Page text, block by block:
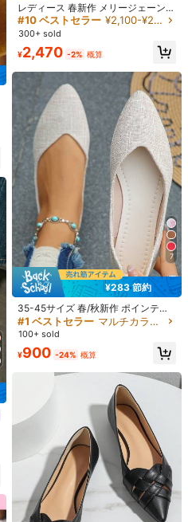
¥384 節約
レディース ブラック 厚底 防水 プラ
ットフォーム オックスフォードシュ
ーズ - レースアップ 快適なドレスシ
ューズ、仕事とカジュアルウェアに
適しています
#2 ベストセラー レースアップ 女性用フラット
400+ sold
1,656 -19% 概算
夏の女性用 ホローアウト フラット
クリスタル ジェリーシューズ、ポイ
ンテッドトゥ ソフトビーチサンダル
#2 ベストセラー
1.3k+ sold (1000+)
-3% 概算
レディース 春新作 メリージェーン
シューズ、面ファスナー カジュアル
厚底スニーカー、バレエフラット
#10 ベストセラー ¥2,100-¥2,800 レディースフラットシューズ
300+ sold
¥2,470 -2% 概算
7
¥283 節約
35-45サイズ 春/秋新作 ポインテッ
ドトゥ ベージュ フラットシューズ、
デイリーウェア ファッショナブル ス
ス、エレガントで快適なフラットシ
ューズ、オールシーズン対応、ソフ
トソール ミニマリスト デイリーウェ
ア フラットシューズ、ラマダン イー
ド・アル＝アドハー
#1 ベストセラー マルチカラー レディースフラットシューズ
100+ sold
¥900 -24% 概算